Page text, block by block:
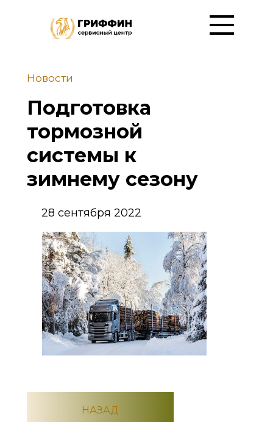
Новости
Подготовка
тормозной
системы к
зимнему сезону
28 сентября 2022
НАЗАД